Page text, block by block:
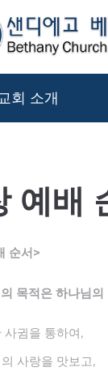
회 소개
예배
순서>
목적은 하나님
사귐을 통하여,
사랑을 맛보고,